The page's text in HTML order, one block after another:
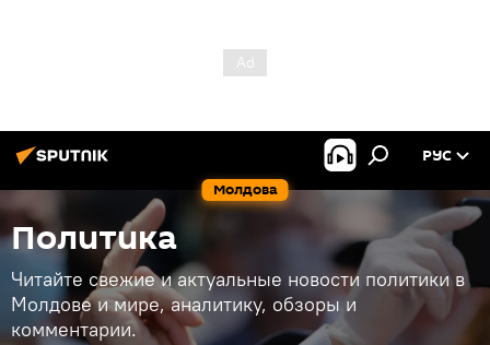
Молдова
РУС
Политика
Читайте свежие и актуальные новости политики в
Молдове и мире, аналитику, обзоры и
комментарии.